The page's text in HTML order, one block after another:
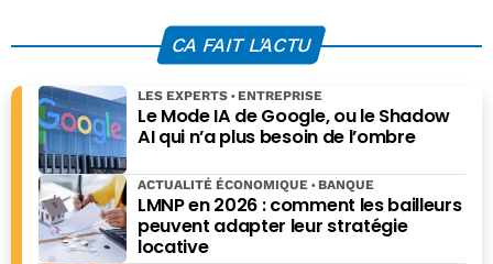
de Peexweb
CA FAIT L'ACTU
Le Mode IA de Google, ou le Shadow
AI qui n’a plus besoin de l’ombre
LES EXPERTS ENTREPRISE
LMNP en 2026 : comment les bailleurs
peuvent adapter leur stratégie
locative
ACTUALITÉ ÉCONOMIQUE BANQUE